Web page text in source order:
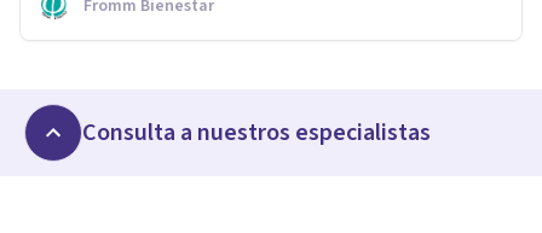
Fromm Bienestar
Consulta a nuestros especialistas